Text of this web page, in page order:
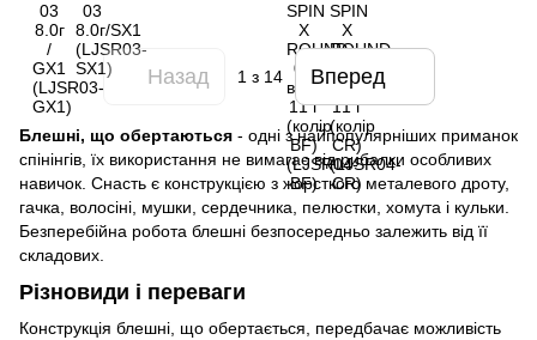
Назад 1 з 14 Вперед
Блешні, що обертаються - одні з найпопулярніших приманок
спінінгів, їх використання не вимагає від рибалки особливих
навичок. Снасть є конструкцією з жорсткого металевого дроту,
гачка, волосіні, мушки, сердечника, пелюстки, хомута і кульки.
Безперебійна робота блешні безпосередньо залежить від її
складових.
Різновиди і переваги
Конструкція блешні, що обертається, передбачає можливість